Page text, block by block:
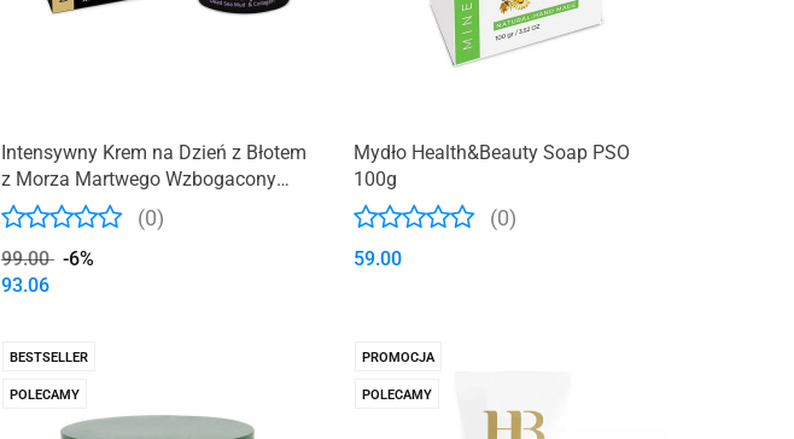
Intensywny Krem ​​na Dzień z Błotem
z Morza Martwego Wzbogacony
Kolagenem H&B (0)
99.00 -6%
93.06
Mydło Health&Beauty Soap PSO
100g
(0)
59.00
BESTSELLER
POLECAMY
PROMOCJA
POLECAMY